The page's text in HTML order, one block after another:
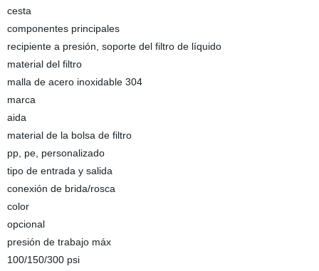
cesta
componentes principales
recipiente a presión, soporte del filtro de líquido
material del filtro
malla de acero inoxidable 304
marca
aida
material de la bolsa de filtro
pp, pe, personalizado
tipo de entrada y salida
conexión de brida/rosca
color
opcional
presión de trabajo máx
100/150/300 psi